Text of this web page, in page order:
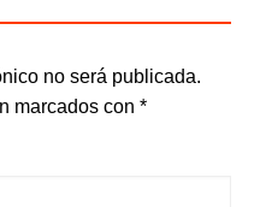
no será publicada.
marcados con *